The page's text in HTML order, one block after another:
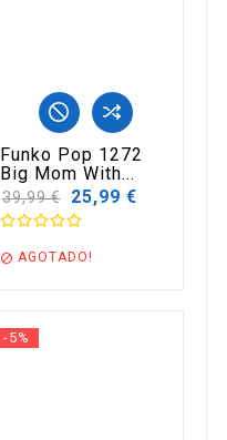
Funko Pop 1272
Big Mom With...
Precio
base
39,99 € 25,99 €
 AGOTADO!
-5%